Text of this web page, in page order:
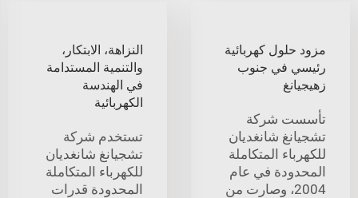
مزود حلول كهربائية
رئيسي في جنوب
زهيجيانغ
تأسست شركة
تشجيانغ شانغديان
للكهرباء المتكاملة
المحدودة في عام
2004، وصارت من
النزاهة، الابتكار،
والتنمية المستدامة
في الهندسة
الكهربائية
تستخدم شركة
تشجيانغ شانغديان
للكهرباء المتكاملة
المحدودة قدرات